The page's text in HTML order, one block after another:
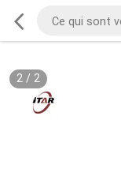
2/ 2